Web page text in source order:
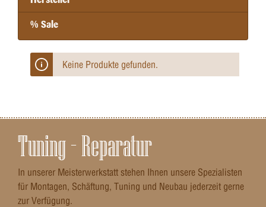
% Sale
Keine Produkte gefunden.
Tuning – Reparatur
In unserer Meisterwerkstatt stehen Ihnen unsere Spezialisten
für Montagen, Schäftung, Tuning und Neubau jederzeit gerne
zur Verfügung.